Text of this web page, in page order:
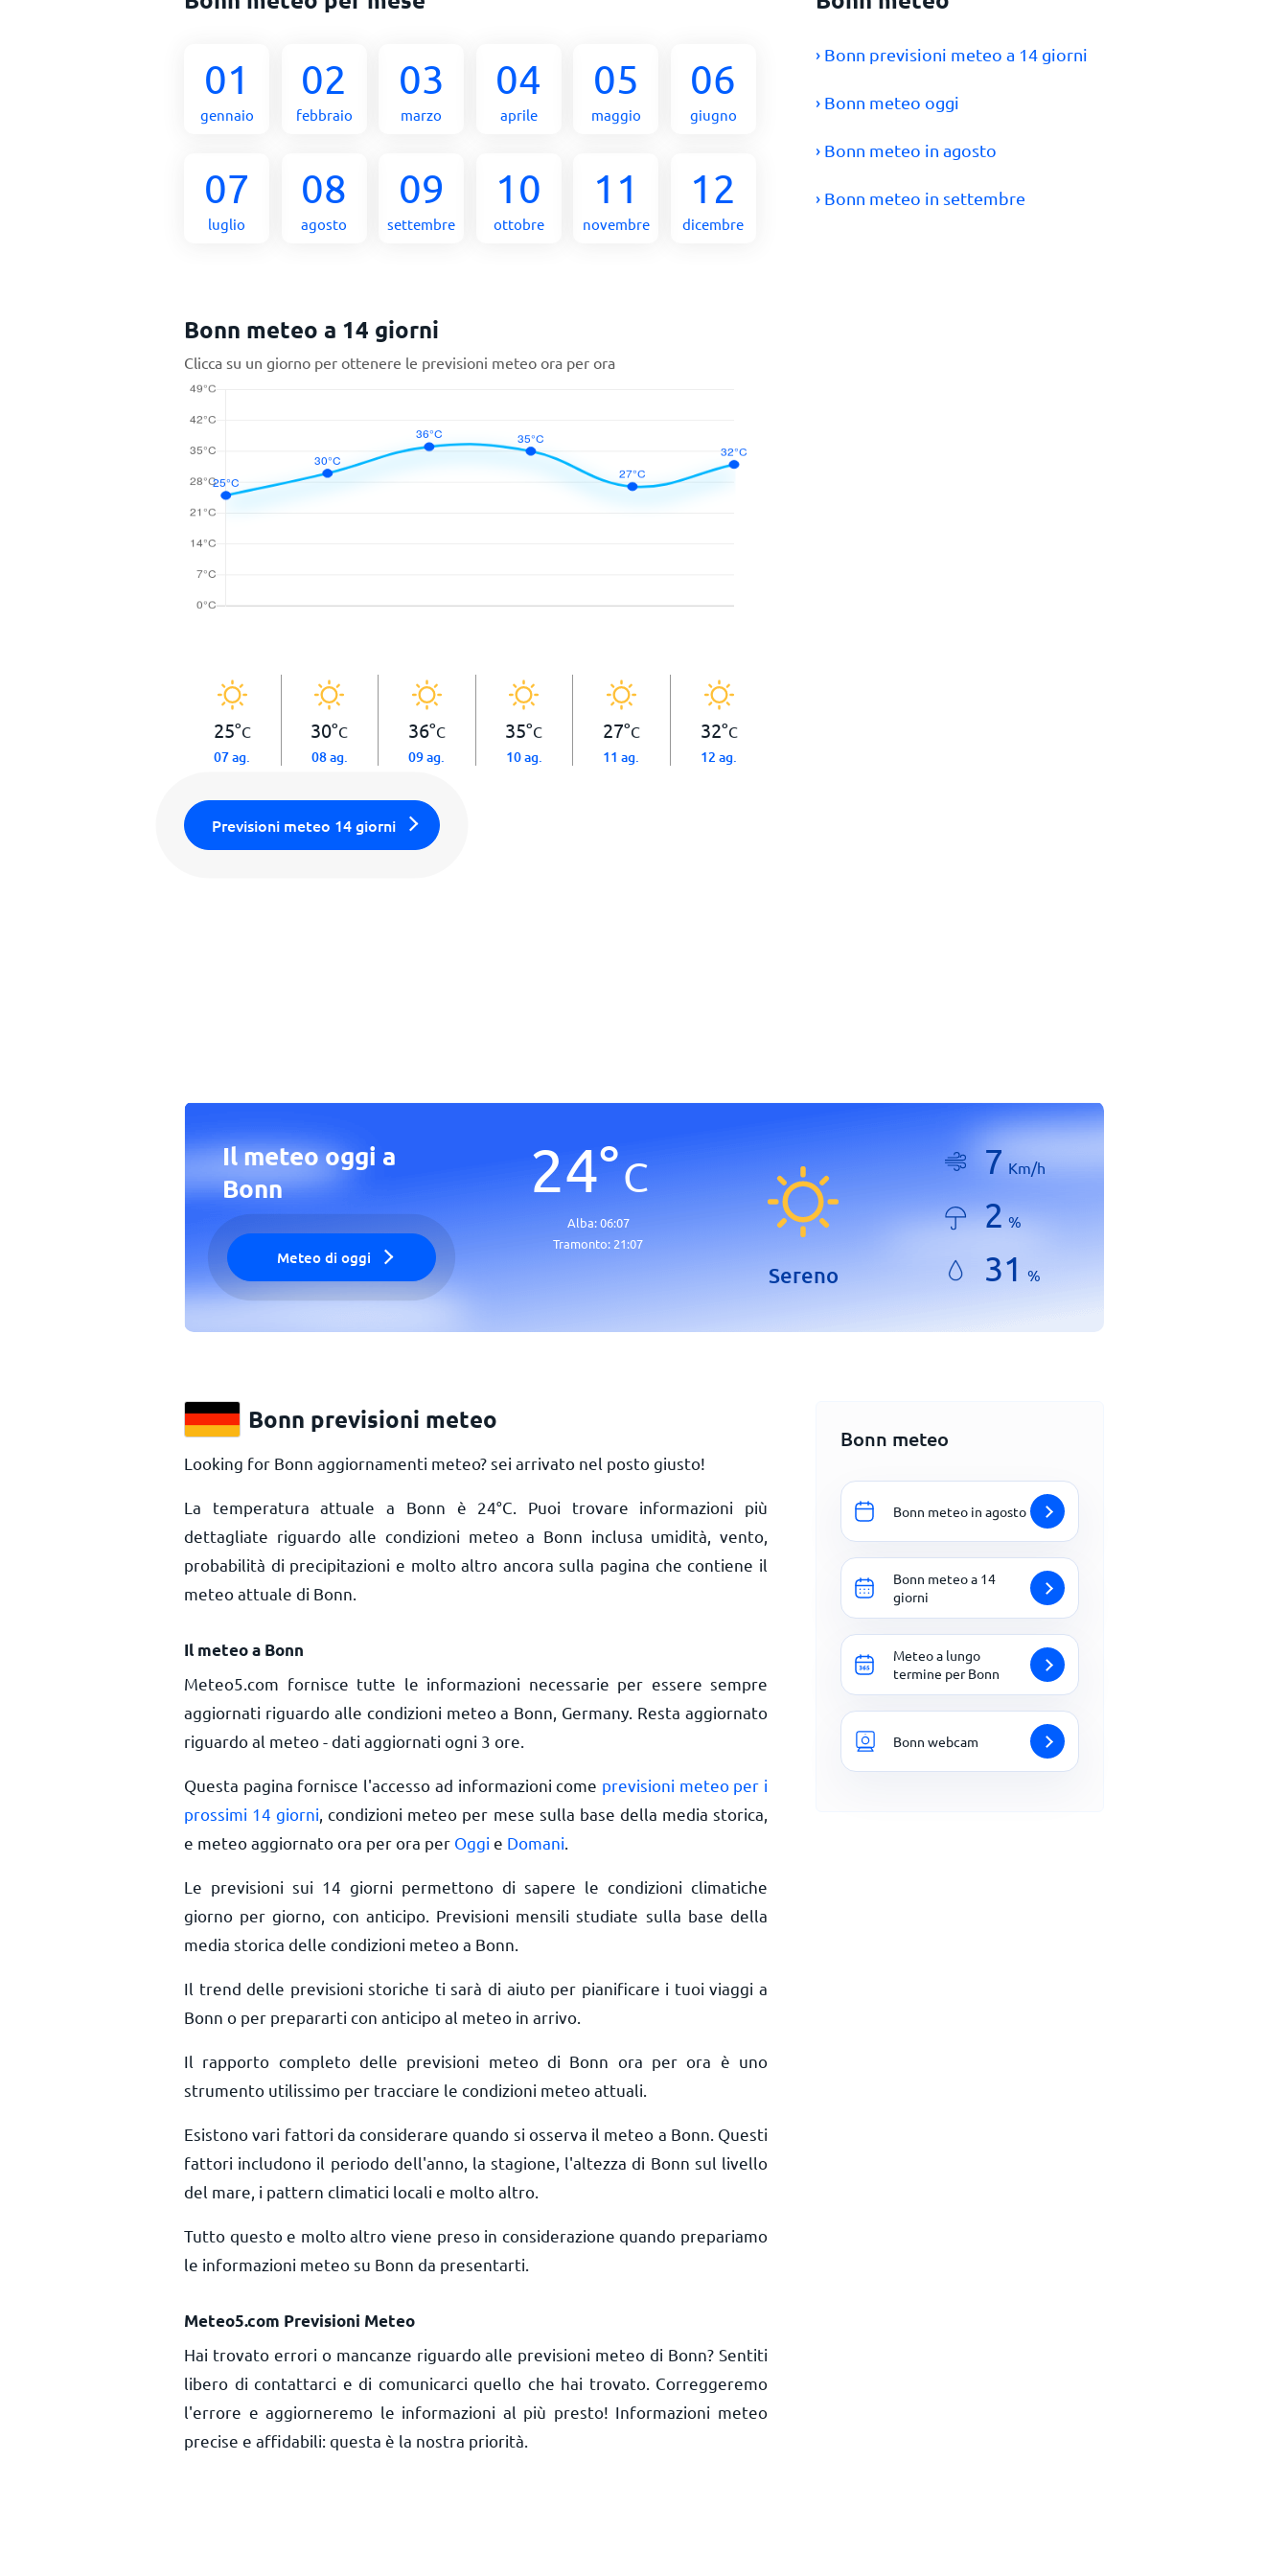
01
gennaio
02
febbraio
03
marzo
04
aprile
05
maggio
06
giugno
07
luglio
08
agosto
09
settembre
10
ottobre
11
novembre
12
dicembre
› Bonn previsioni meteo a 14 giorni
› Bonn meteo oggi
› Bonn meteo in agosto
› Bonn meteo in settembre
Bonn meteo a 14 giorni
Clicca su un giorno per ottenere le previsioni meteo ora per ora
25°C
07 ag.
30°C
08 ag.
36°C
09 ag.
35°C
10 ag.
27°C
11 ag.
32°C
12 ag.
Previsioni meteo 14 giorni
Il meteo oggi a
Bonn
Meteo di oggi
24°C
Alba:06:07
Tramonto: 21:07
Sereno
7 Km/h
2 %
31 %
Bonn previsioni meteo
Looking for Bonn aggiornamenti meteo? sei arrivato nel posto giusto!
La temperatura attuale a Bonn è 24°C . Puoi trovare informazioni più
dettagliate riguardo alle condizioni meteo a Bonn inclusa umidità, vento,
probabilità di precipitazioni e molto altro ancora sulla pagina che contiene il
meteo attuale di Bonn.
Il meteo a Bonn
Meteo5.com fornisce tutte le informazioni necessarie per essere sempre
aggiornati riguardo alle condizioni meteo a Bonn, Germany. Resta aggiornato
riguardo al meteo - dati aggiornati ogni 3 ore.
Questa pagina fornisce l'accesso ad informazioni come previsioni meteo per i
prossimi 14 giorni , condizioni meteo per mese sulla base della media storica,
e meteo aggiornato ora per ora per Oggi e Domani
Le previsioni sui 14 giorni permettono di sapere le condizioni climatiche
giorno per giorno, con anticipo. Previsioni mensili studiate sulla base della
media storica delle condizioni meteo a Bonn.
Il trend delle previsioni storiche ti sarà di aiuto per pianificare i tuoi viaggi a
Bonn o per prepararti con anticipo al meteo in arrivo.
Il rapporto completo delle previsioni meteo di Bonn ora per ora è uno
strumento utilissimo per tracciare le condizioni meteo attuali.
Esistono vari fattori da considerare quando si osserva il meteo a Bonn. Questi
fattori includono il periodo dell'anno, la stagione, l'altezza di Bonn sul livello
del mare, i pattern climatici locali e molto altro.
Tutto questo e molto altro viene preso in considerazione quando prepariamo
le informazioni meteo su Bonn da presentarti.
Meteo5.com Previsioni Meteo
Hai trovato errori o mancanze riguardo alle previsioni meteo di Bonn? Sentiti
libero di contattarci e di comunicarci quello che hai trovato. Correggeremo
l'errore e aggiorneremo le informazioni al più presto! Informazioni meteo
precise e affidabili: questa è la nostra priorità.
Bonn meteo
Bonn meteo in agosto
Bonn meteo a 14
giorni
Meteo a lungo
termine per Bonn
Bonn webcam